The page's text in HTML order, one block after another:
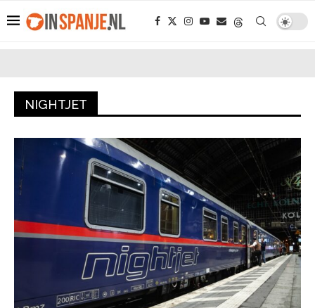
NIGHTJET